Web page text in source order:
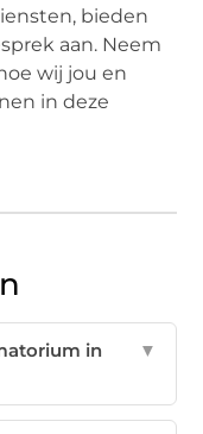
bieden
aan. Neem
wij jou en
in deze
in
▼